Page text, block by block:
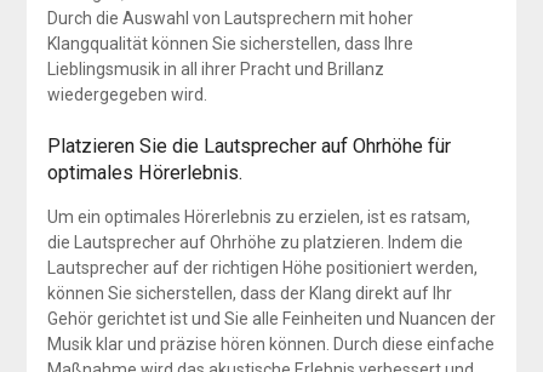
Durch die Auswahl von Lautsprechern mit hoher
Klangqualität können Sie sicherstellen, dass Ihre
Lieblingsmusik in all ihrer Pracht und Brillanz
wiedergegeben wird.
Platzieren Sie die Lautsprecher auf Ohrhöhe für
optimales Hörerlebnis.
Um ein optimales Hörerlebnis zu erzielen, ist es ratsam,
die Lautsprecher auf Ohrhöhe zu platzieren. Indem die
Lautsprecher auf der richtigen Höhe positioniert werden,
können Sie sicherstellen, dass der Klang direkt auf Ihr
Gehör gerichtet ist und Sie alle Feinheiten und Nuancen der
Musik klar und präzise hören können. Durch diese einfache